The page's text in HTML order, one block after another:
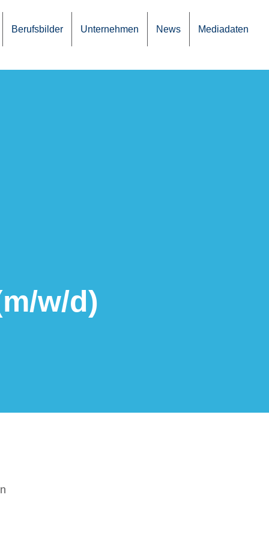
Berufs­bil­der Unter­neh­men News Media­da­ten
​w/​d)